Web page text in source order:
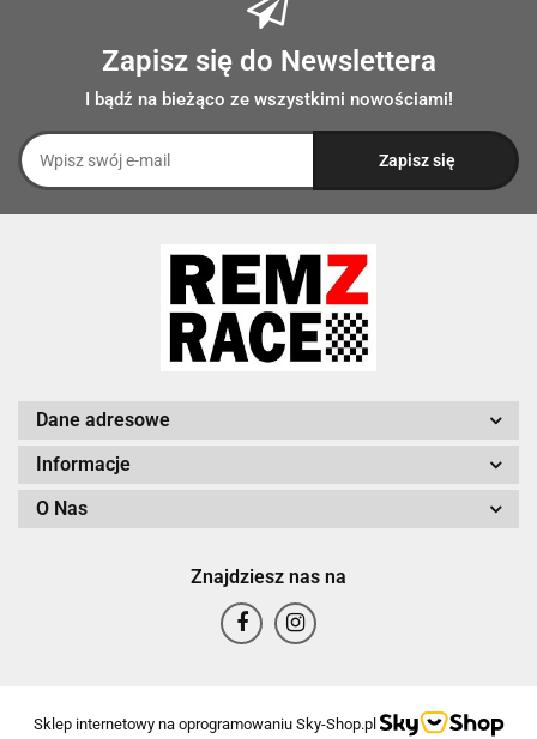
Zapisz się do Newslettera
I bądź na bieżąco ze wszystkimi nowościami!
Dane adresowe
Informacje
O Nas
Znajdziesz nas na
Sklep internetowy na oprogramowaniu Sky-Shop.pl